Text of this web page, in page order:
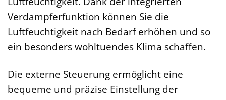
Verdampferfunktion können Sie die
Luftfeuchtigkeit nach Bedarf erhöhen und so
ein besonders wohltuendes Klima schaffen.
Die externe Steuerung ermöglicht eine
bequeme und präzise Einstellung der